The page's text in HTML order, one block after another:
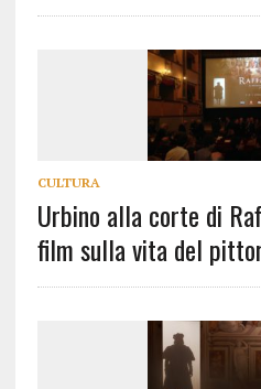
CULTURA
Urbino alla corte di
film sulla vita del